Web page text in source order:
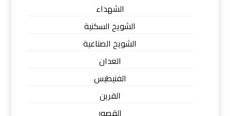
الشهداء
الشويخ السكنية
الشويخ الصناعية
العدان
الفنيطيس
القرين